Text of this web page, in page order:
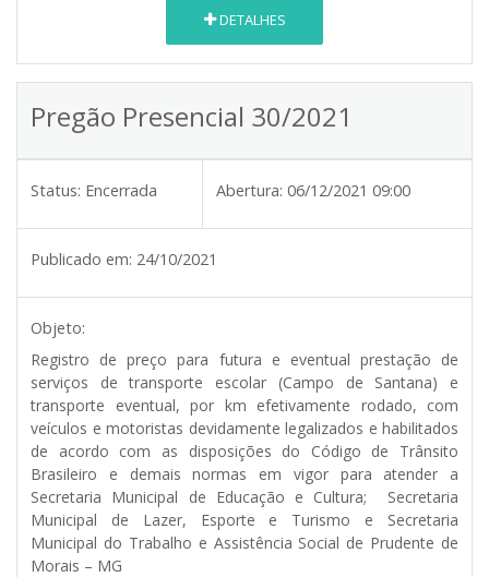
DETALHES
Pregão Presencial 30/2021
Status: Encerrada Abertura: 06/12/2021 09:00
Publicado em: 24/10/2021
Objeto:
Registro de preço para futura e eventual prestação de
serviços de transporte escolar (Campo de Santana) e
transporte eventual, por km efetivamente rodado, com
veículos e motoristas devidamente legalizados e habilitados
de acordo com as disposições do Código de Trânsito
Brasileiro e demais normas em vigor para atender a
Secretaria Municipal de Educação e Cultura; Secretaria
Municipal de Lazer, Esporte e Turismo e Secretaria
Municipal do Trabalho e Assistência Social de Prudente de
Morais – MG